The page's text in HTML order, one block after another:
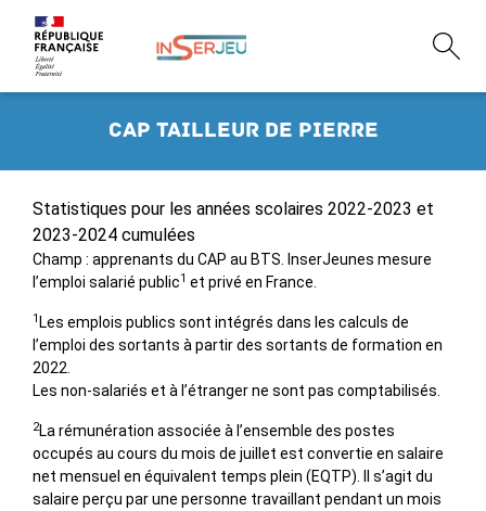
CAP tailleur de pierre
Statistiques pour les années scolaires 2022-2023 et
2023-2024 cumulées
Champ : apprenants du CAP au BTS. InserJeunes mesure
l’emploi salarié public1 et privé en France.
1 Les emplois publics sont intégrés dans les calculs de
l’emploi des sortants à partir des sortants de formation en
2022.
Les non-salariés et à l’étranger ne sont pas comptabilisés.
2La rémunération associée à l’ensemble des postes
occupés au cours du mois de juillet est convertie en salaire
net mensuel en équivalent temps plein (EQTP). Il s’agit du
salaire perçu par une personne travaillant pendant un mois